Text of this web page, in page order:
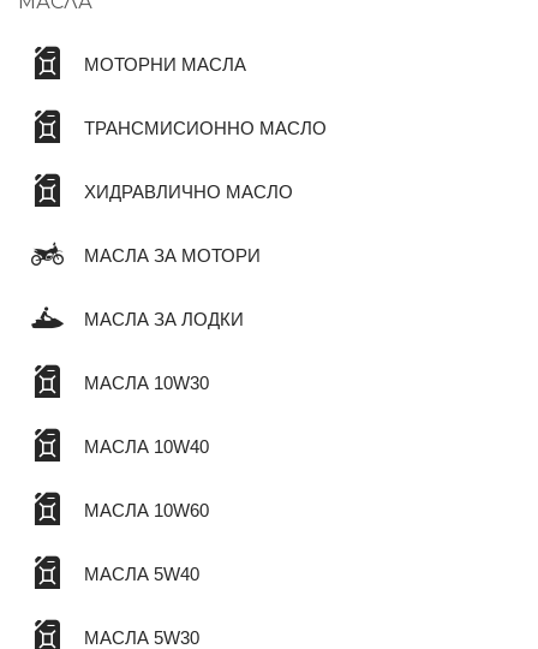
МОТОРНИ МАСЛА
ТРАНСМИСИОННО МАСЛО
ХИДРАВЛИЧНО МАСЛО
МАСЛА ЗА МОТОРИ
МАСЛА ЗА ЛОДКИ
МАСЛА 10W30
МАСЛА 10W40
МАСЛА 10W60
МАСЛА 5W40
МАСЛА 5W30